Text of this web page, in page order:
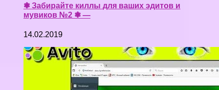
❃ Забирайте киллы для ваших эдитов и
мувиков №2 ❃ —
14.02.2019